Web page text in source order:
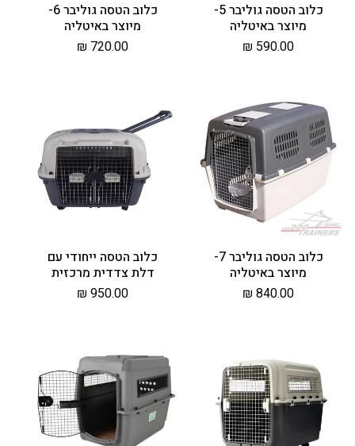
כלוב הטסה גוליבר 5-
מיוצר באיטליה
מחיר
590.00 ₪
כלוב הטסה גוליבר 6-
מיוצר באיטליה
מחיר
720.00 ₪
כלוב הטסה גוליבר 7-
מיוצר באיטליה
מחיר
840.00 ₪
כלוב הטסה ייחודי עם
דלת צדדית מרכזית
מחיר
950.00 ₪